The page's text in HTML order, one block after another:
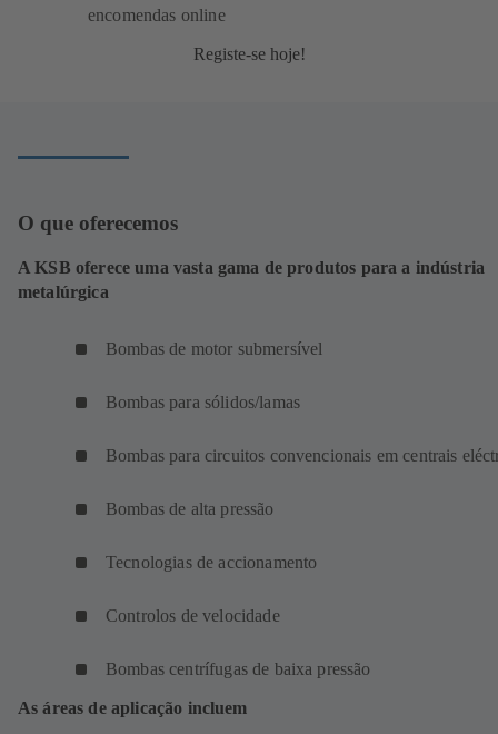
encomendas online
Registe-se hoje!
O que oferecemos
A KSB oferece uma vasta gama de produtos para a indústria
metalúrgica
Bombas de motor submersível
Bombas para sólidos/lamas
Bombas para circuitos convencionais em centrais
Bombas de alta pressão
Tecnologias de accionamento
Controlos de velocidade
Bombas centrífugas de baixa pressão
As áreas de aplicação incluem